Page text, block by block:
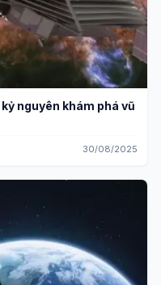
nguyên khám phá vũ
30/08/2025